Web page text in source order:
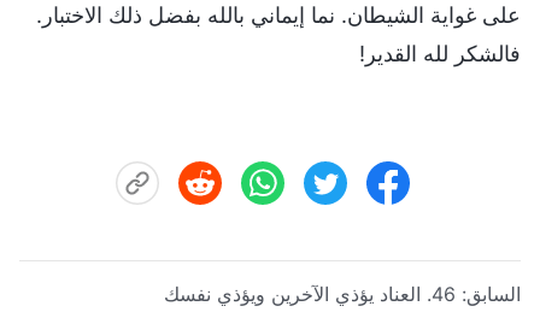
على غواية الشيطان. نما إيماني بالله بفضل ذلك الاختبار.
فالشكر لله القدير!
السابق: 46. العناد يؤذي الآخرين ويؤذي نفسك